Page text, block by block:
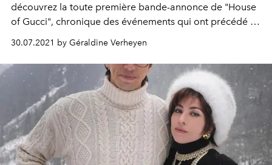
découvrez la toute première bande-annonce de "House
of Gucci", chronique des événements qui ont précédé et
Gucci, par son ex-femme Patrizia Reggiani.
30.07.2021 by Géraldine Verheyen